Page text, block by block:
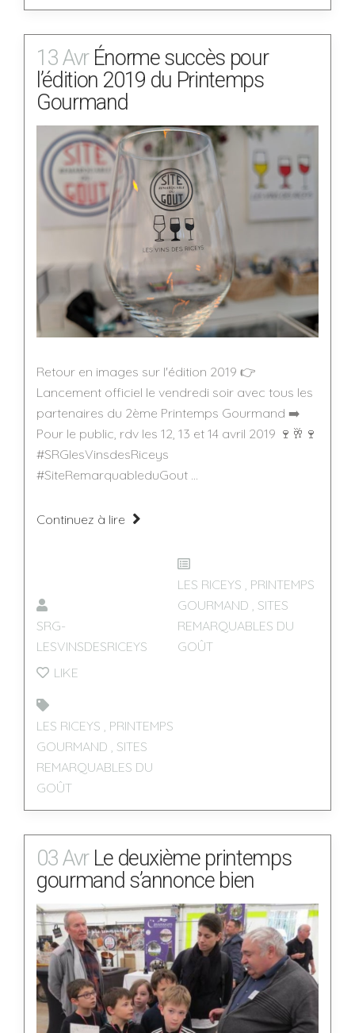
13 AvrÉnorme succès pour
l’édition 2019 du Printemps
Gourmand
Retour en images sur l'édition 2019 👉
Lancement officiel le vendredi soir avec tous les
partenaires du 2ème Printemps Gourmand ➡️
Pour le public, rdv les 12, 13 et 14 avril 2019 🍷🥂🍷
#SRGlesVinsdesRiceys
#SiteRemarquableduGout ...
Continuez à lire
SRG-
LESVINSDESRICEYS
LES RICEYS , PRINTEMPS
GOURMAND ,SITES
REMARQUABLES DU
GOÛT
LIKE
LES RICEYS , PRINTEMPS
GOURMAND , SITES
REMARQUABLES DU
GOÛT
03 AvrLe deuxième printemps
gourmand s’annonce bien